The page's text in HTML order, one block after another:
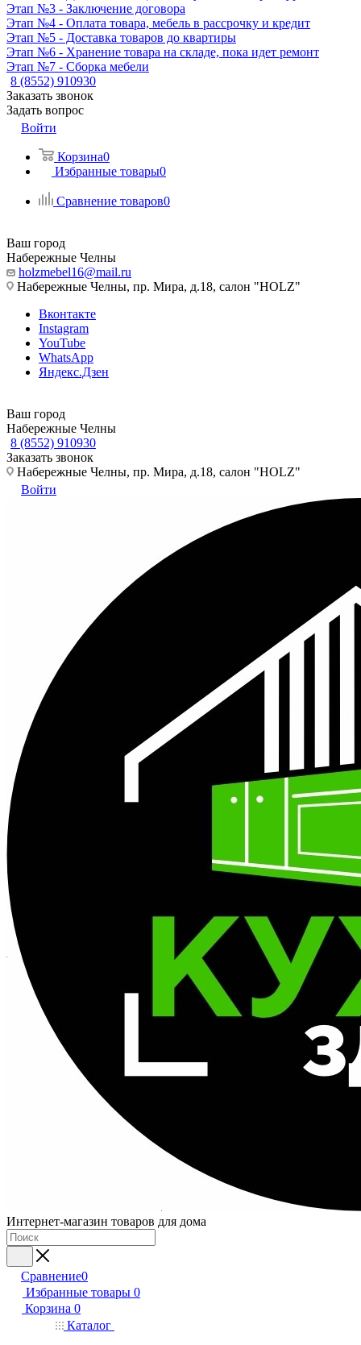
Этап №3 - Заключение договора
Этап №4 - Оплата товара, мебель в рассрочку и кредит
Этап №5 - Доставка товаров до квартиры
Этап №6 - Хранение товара на складе, пока идет ремонт
Этап №7 - Сборка мебели
8 (8552) 910930
Заказать звонок
Задать вопрос
Войти
Корзина0
Избранные товары0
Сравнение товаров0
Ваш город
Набережные Челны
holzmebel16@mail.ru
Набережные Челны, пр. Мира, д.18, салон "HOLZ"
Вконтакте
Instagram
YouTube
WhatsApp
Яндекс.Дзен
Ваш город
Набережные Челны
8 (8552) 910930
Заказать звонок
Набережные Челны, пр. Мира, д.18, салон "HOLZ"
Войти
Интернет-магазин товаров для дома
Сравнение0
Избранные товары 0
Корзина 0
Каталог